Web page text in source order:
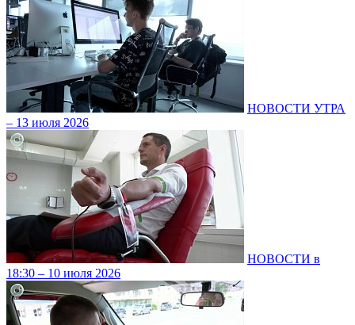
НОВОСТИ УТРА
– 13 июля 2026
НОВОСТИ в
18:30 – 10 июля 2026